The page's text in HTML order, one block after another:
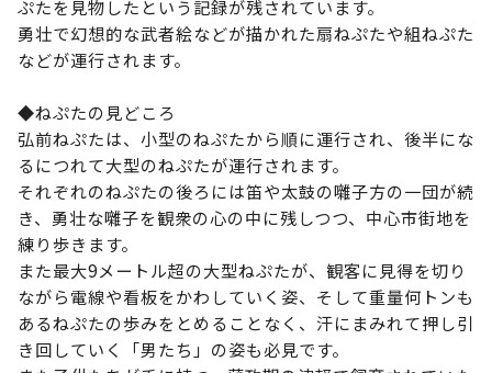
ぷたを見物したという記録が残されています。
勇壮で幻想的な武者絵などが描かれた扇ねぷたや組ねぷた
などが運行されます。
◆ねぷたの見どころ
弘前ねぷたは、小型のねぷたから順に運行され、後半にな
るにつれて大型のねぷたが運行されます。
それぞれのねぷたの後ろには笛や太鼓の囃子方の一団が続
き、勇壮な囃子を観衆の心の中に残しつつ、中心市街地を
練り歩きます。
また最大9メートル超の大型ねぷたが、観客に見得を切り
ながら電線や看板をかわしていく姿、そして重量何トンも
あるねぷたの歩みをとめることなく、汗にまみれて押し引
き回していく「男たち」の姿も必見です。